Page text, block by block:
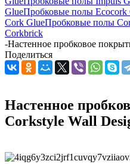
GlueПробковые полы Ecocork
Cork GlueПробковые полы
Corkbrick
-Настенное пробковое
Поделиться
Настенное
Corkstyle Wall